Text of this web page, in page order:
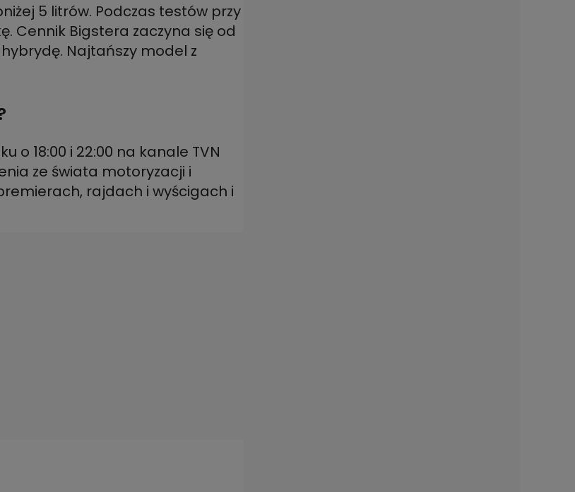
5 litrów. Podczas testów przy
Cennik Bigstera zaczyna się od
hybrydę. Najtańszy model z
o 18:00 i 22:00 na kanale TVN
ze świata motoryzacji i
rajdach i wyścigach i